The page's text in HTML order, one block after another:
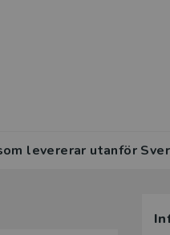
levererar utanför